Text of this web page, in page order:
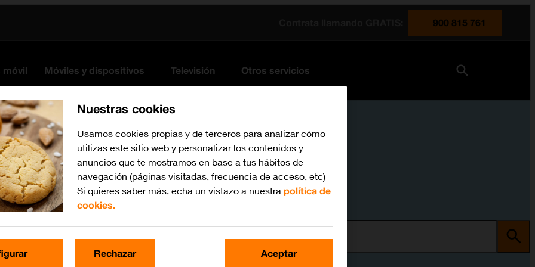
900 815 761
móvil Móviles y dispositivos Televisión Otros servicios
Nuestras cookies
Usamos cookies propias y de terceros para analizar cómo
utilizas este sitio web y personalizar los contenidos y
anuncios que te mostramos en base a tus hábitos de
navegación (páginas visitadas, frecuencia de acceso, etc)
Si quieres saber más, echa un vistazo a nuestra política de
cookies.
Rechazar Aceptar